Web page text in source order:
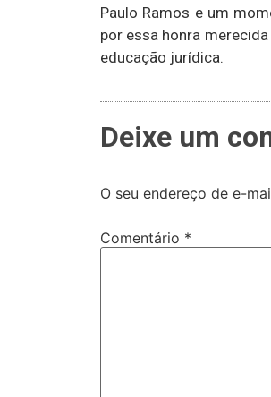
Paulo Ramos e um
por essa honra
educação jurídica.
Deixe um
O seu endereço de e-
Comentário *